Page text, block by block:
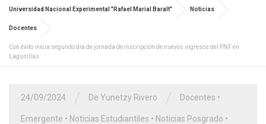
Universidad Nacional Experimental "Rafael Marial Baralt" Noticias
Docentes
Con éxito inicia segundo día de jornada de inscripción de nuevos ingresos del PNF en
Lagunillas
24/09/2024 De Yunetzy Rivero Docentes •
Emergente • Noticias Estudiantiles • Noticias Posgrado •